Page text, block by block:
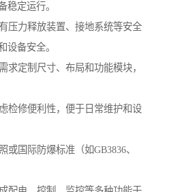
稳定运行。
压力释放装置、接地系统等安全
设备安全。
求定制尺寸、布局和功能模块，
检修便利性，便于日常维护和设
或国际防爆标准（如GB3836、